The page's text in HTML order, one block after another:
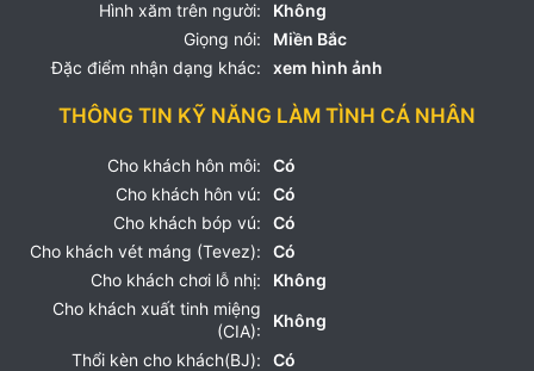
Hình xăm trên người:
Không
Giọng nói:
Miền Bắc
Đặc điểm nhận dạng khác:
xem hình ảnh
THÔNG TIN KỸ NĂNG LÀM TÌNH CÁ NHÂN
Cho khách hôn môi:
Có
Cho khách hôn vú:
Có
Cho khách bóp vú:
Có
Cho khách vét máng (Tevez):
Có
Cho khách chơi lỗ nhị:
Không
Cho khách xuất tinh miệng
(CIA):
Không
Thổi kèn cho khách(BJ):
Có